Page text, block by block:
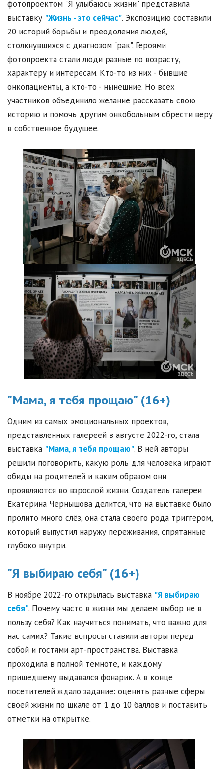
фотопроектом "Я улыбаюсь жизни" представила
выставку "Жизнь - это сейчас". Экспозицию составили
20 историй борьбы и преодоления людей,
столкнувшихся с диагнозом "рак". Героями
фотопроекта стали люди разные по возрасту,
характеру и интересам. Кто-то из них - бывшие
онкопациенты, а кто-то - нынешние. Но всех
участников объединило желание рассказать свою
историю и помочь другим онкобольным обрести веру
в собственное будущее.
"Мама, я тебя прощаю" (16+)
Одним из самых эмоциональных проектов,
представленных галереей в августе 2022-го, стала
выставка "Мама, я тебя прощаю". В ней авторы
решили поговорить, какую роль для человека играют
обиды на родителей и каким образом они
проявляются во взрослой жизни. Создатель галереи
Екатерина Чернышова делится, что на выставке было
пролито много слёз, она стала своего рода триггером,
который выпустил наружу переживания, спрятанные
глубоко внутри.
"Я выбираю себя" (16+)
В ноябре 2022-го открылась выставка "Я выбираю
себя". Почему часто в жизни мы делаем выбор не в
пользу себя? Как научиться понимать, что важно для
нас самих? Такие вопросы ставили авторы перед
собой и гостями арт-пространства. Выставка
проходила в полной темноте, и каждому
пришедшему выдавался фонарик. А в конце
посетителей ждало задание: оценить разные сферы
своей жизни по шкале от 1 до 10 баллов и поставить
отметки на открытке.